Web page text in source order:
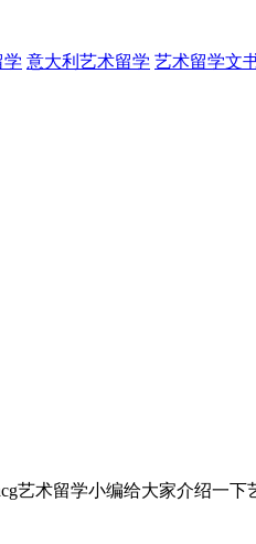
学 意大利艺术留学 艺术留学文
艺术留学小编给大家介绍一